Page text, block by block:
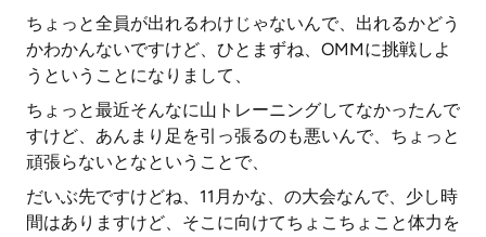
ちょっと全員が出れるわけじゃないんで、出れるかどう
かわかんないですけど、ひとまずね、OMMに挑戦しよ
うということになりまして、
ちょっと最近そんなに山トレーニングしてなかったんで
すけど、あんまり足を引っ張るのも悪いんで、ちょっと
頑張らないとなということで、
だいぶ先ですけどね、11月かな、の大会なんで、少し時
間はありますけど、そこに向けてちょこちょこと体力を